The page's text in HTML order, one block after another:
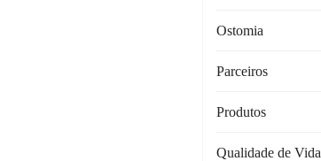
Ostomia
Parceiros
Produtos
Qualidade de Vida